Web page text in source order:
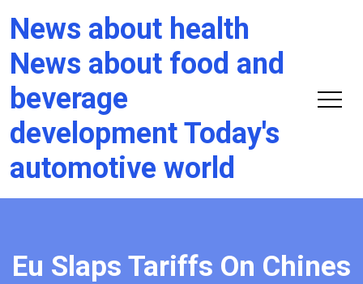
News about health
News about food and
beverage
development Today's
automotive world
Eu Slaps Tariffs On Chines